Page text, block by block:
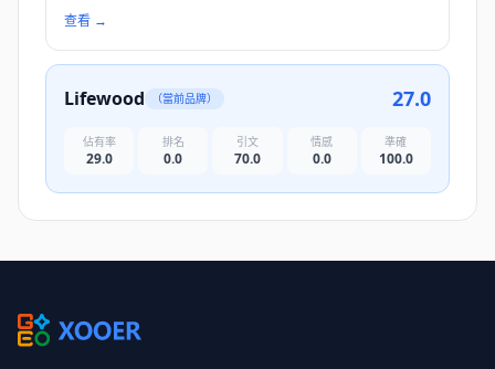
查看 →
Lifewood （當前品牌） 27.0
佔有率
29.0
排名
0.0
引文
70.0
情感
0.0
準確
100.0